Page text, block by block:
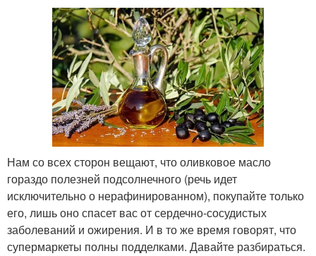
Нам со всех сторон вещают, что оливковое масло
гораздо полезней подсолнечного (речь идет
исключительно о нерафинированном), покупайте только
его, лишь оно спасет вас от сердечно-сосудистых
заболеваний и ожирения. И в то же время говорят, что
супермаркеты полны подделками. Давайте разбираться.